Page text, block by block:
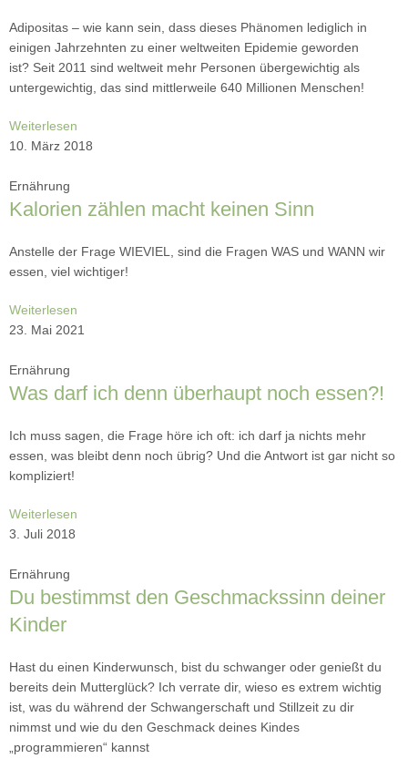
Adipositas – wie kann sein, dass dieses Phänomen lediglich in
einigen Jahrzehnten zu einer weltweiten Epidemie geworden
ist? Seit 2011 sind weltweit mehr Personen übergewichtig als
untergewichtig, das sind mittlerweile 640 Millionen Menschen!
Weiterlesen
10. März 2018
Ernährung
Kalorien zählen macht keinen Sinn
Anstelle der Frage WIEVIEL, sind die Fragen WAS und WANN wir
essen, viel wichtiger!
Weiterlesen
23. Mai 2021
Ernährung
Was darf ich denn überhaupt noch essen?!
Ich muss sagen, die Frage höre ich oft: ich darf ja nichts mehr
essen, was bleibt denn noch übrig? Und die Antwort ist gar nicht so
kompliziert!
Weiterlesen
3. Juli 2018
Ernährung
Du bestimmst den Geschmackssinn deiner
Kinder
Hast du einen Kinderwunsch, bist du schwanger oder genießt du
bereits dein Mutterglück? Ich verrate dir, wieso es extrem wichtig
ist, was du während der Schwangerschaft und Stillzeit zu dir
nimmst und wie du den Geschmack deines Kindes
„programmieren“ kannst